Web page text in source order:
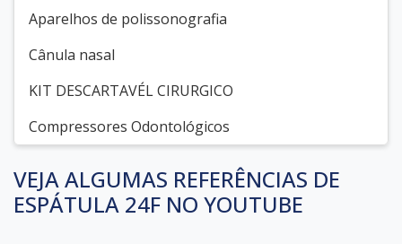
Aparelhos de polissonografia
Cânula nasal
KIT DESCARTAVÉL CIRURGICO
Compressores Odontológicos
VEJA ALGUMAS REFERÊNCIAS DE
ESPÁTULA 24F NO YOUTUBE